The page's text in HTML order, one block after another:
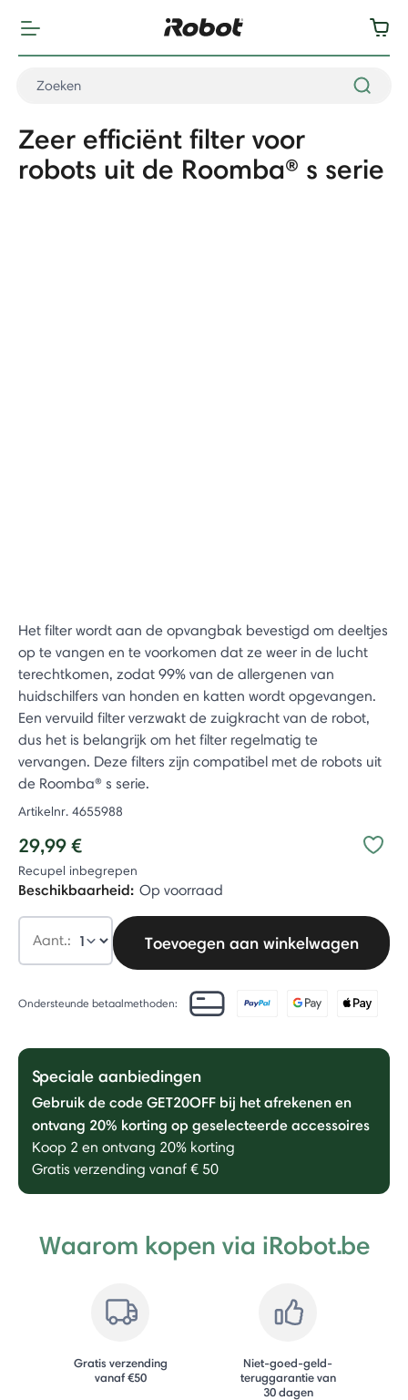
Zeer efficiënt filter voor
robots uit de Roomba® s serie
Het filter wordt aan de opvangbak bevestigd om deeltjes
op te vangen en te voorkomen dat ze weer in de lucht
terechtkomen, zodat 99% van de allergenen van
huidschilfers van honden en katten wordt opgevangen.
Een vervuild filter verzwakt de zuigkracht van de robot,
dus het is belangrijk om het filter regelmatig te
vervangen. Deze filters zijn compatibel met de robots uit
de Roomba® s serie.
Artikelnr. 4655988
29,99 €
Recupel inbegrepen
Beschikbaarheid: Op voorraad
Aant.: Toevoegen aan winkelwagen
Ondersteunde betaalmethoden:
Speciale aanbiedingen
Gebruik de code GET20OFF bij het afrekenen en
ontvang 20% ​​korting op geselecteerde accessoires
Koop 2 en ontvang 20% korting
Gratis verzending vanaf € 50
Waarom kopen via iRobot.be
Gratis verzending
vanaf €50
Niet-goed-geld-
teruggarantie van
30 dagen